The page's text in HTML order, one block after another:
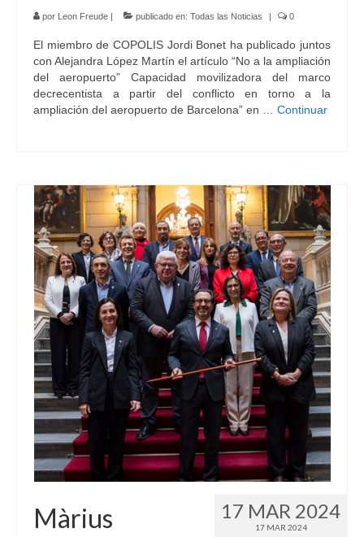
por Leon Freude | publicado en: Todas las Noticias | 0
El miembro de COPOLIS Jordi Bonet ha publicado juntos
con Alejandra López Martín el artículo “No a la ampliación
del aeropuerto” Capacidad movilizadora del marco
decrecentista a partir del conflicto en torno a la
ampliación del aeropuerto de Barcelona” en … Continuar
17 MAR 2024
17 MAR 2024
Màrius